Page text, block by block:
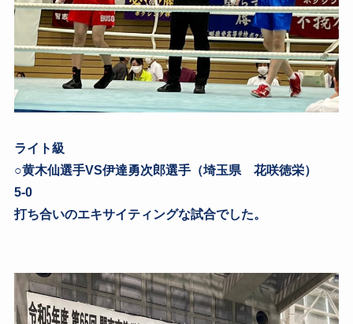
ライト級
○黄木仙選手VS伊達勇次郎選手（埼玉県 花咲徳栄）
5-0
打ち合いのエキサイティングな試合でした。